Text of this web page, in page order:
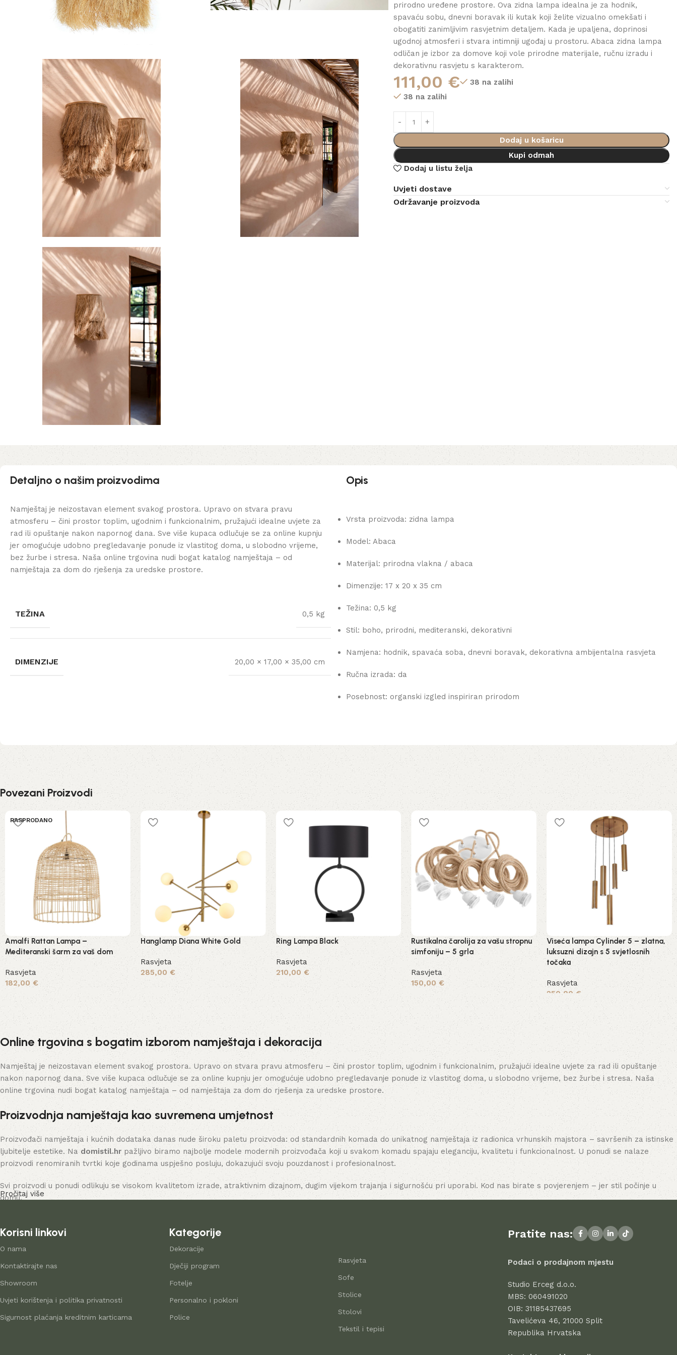
prirodno uređene prostore. Ova zidna lampa idealna je za hodnik,
spavaću sobu, dnevni boravak ili kutak koji želite vizualno omekšati i
obogatiti zanimljivim rasvjetnim detaljem. Kada je upaljena, doprinosi
ugodnoj atmosferi i stvara intimniji ugođaj u prostoru. Abaca zidna lampa
odličan je izbor za domove koji vole prirodne materijale, ručnu izradu i
dekorativnu rasvjetu s karakterom.
111,00 €
38 na zalihi
38 na zalihi
Dodaj u košaricu
Kupi odmah
Dodaj u listu želja
Uvjeti dostave
Održavanje proizvoda
Detaljno o našim proizvodima
Namještaj je neizostavan element svakog prostora. Upravo on stvara pravu
atmosferu – čini prostor toplim, ugodnim i funkcionalnim, pružajući idealne uvjete za
rad ili opuštanje nakon napornog dana. Sve više kupaca odlučuje se za online kupnju
jer omogućuje udobno pregledavanje ponude iz vlastitog doma, u slobodno vrijeme,
bez žurbe i stresa. Naša online trgovina nudi bogat katalog namještaja – od
namještaja za dom do rješenja za uredske prostore.
TEŽINA 0,5 kg
DIMENZIJE 20,00 × 17,00 × 35,00 cm
Opis
Vrsta proizvoda: zidna lampa
Model: Abaca
Materijal: prirodna vlakna / abaca
Dimenzije: 17 x 20 x 35 cm
Težina: 0,5 kg
Stil: boho, prirodni, mediteranski, dekorativni
Namjena: hodnik, spavaća soba, dnevni boravak, dekorativna ambijentalna rasvjeta
Ručna izrada: da
Posebnost: organski izgled inspiriran prirodom
Povezani Proizvodi
RASPRODANO
Amalfi Rattan Lampa –
Mediteranski šarm za vaš dom
Rasvjeta
182,00 €
Pročitaj više
Hanglamp Diana White Gold
Rasvjeta
285,00 €
Dodaj u košaricu
Ring Lampa Black
Rasvjeta
210,00 €
Dodaj u košaricu
Rustikalna čarolija za vašu stropnu
simfoniju – 5 grla
Rasvjeta
150,00 €
Dodaj u košaricu
Viseća lampa Cylinder 5 – zlatna,
luksuzni dizajn s 5 svjetlosnih
točaka
Rasvjeta
250,00€
Online trgovina s bogatim izborom namještaja i dekoracija
Namještaj je neizostavan element svakog prostora. Upravo on stvara pravu atmosferu – čini prostor toplim, ugodnim i funkcionalnim, pružajući idealne uvjete za rad ili opuštanje
nakon napornog dana. Sve više kupaca odlučuje se za online kupnju jer omogućuje udobno pregledavanje ponude iz vlastitog doma, u slobodno vrijeme, bez žurbe i stresa. Naša
online trgovina nudi bogat katalog namještaja – od namještaja za dom do rješenja za uredske prostore.
Proizvodnja namještaja kao suvremena umjetnost
Proizvođači namještaja i kućnih dodataka danas nude široku paletu proizvoda: od standardnih komada do unikatnog namještaja iz radionica vrhunskih majstora – savršenih za istinske
ljubitelje estetike. Na domistil.hr pažljivo biramo najbolje modele modernih proizvođača koji u svakom komadu spajaju eleganciju, kvalitetu i funkcionalnost. U ponudi se nalaze
proizvodi renomiranih tvrtki koje godinama uspješno posluju, dokazujući svoju pouzdanost i profesionalnost.
Svi proizvodi u ponudi odlikuju se visokom kvalitetom izrade, atraktivnim dizajnom, dugim vijekom trajanja i sigurnošću pri uporabi. Kod nas birate s povjerenjem – jer stil počinje u
domu.
Pročitaj više
Korisni linkovi
O nama
Kontaktirajte nas
Showroom
Uvjeti korištenja i politika privatnosti
Sigurnost plaćanja kreditnim karticama
Kategorije
Dekoracije
Dječiji program
Fotelje
Personalno i pokloni
Police
Rasvjeta
Sofe
Stolice
Stolovi
Tekstil i tepisi
Pratite nas:
Podaci o prodajnom mjestu
Studio Erceg d.o.o.
MBS: 060491020
OIB: 31185437695
Tavelićeva 46, 21000 Split
Republika Hrvatska